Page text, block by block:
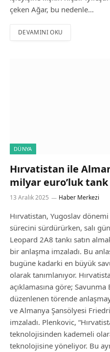
çeken Ağar, bu nedenle…
DEVAMINI OKU
DÜNYA
Hırvatistan ile
milyar euro’luk tank
13 Aralık 2025 Haber Merkezi
Hırvatistan, Yugoslav
sürecini sürdürürken, salı
Leopard 2A8 tankı satın
bir anlaşma imzaladı. Bu
bugüne kadarki en büyük
olarak tanımlanıyor.
açıklamasına göre;
düzenlenen törende
ve Almanya Şansölyesi
imzaladı. Plenkovic,
teknolojisinden kademeli
teknolojisine yöneliyor. Bu